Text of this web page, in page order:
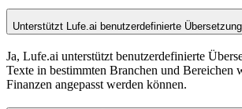
Unterstützt Lufe.ai benutzerdefinierte
Ja, Lufe.ai unterstützt benutzerdefinierte
Texte in bestimmten Branchen und Bereichen
Finanzen angepasst werden können.